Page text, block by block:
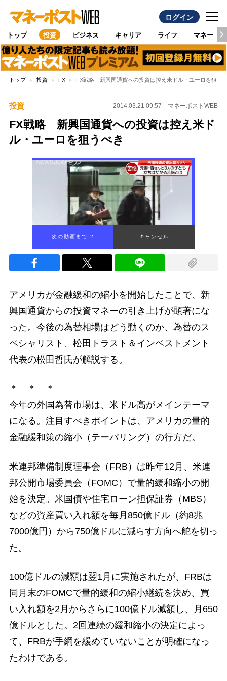
ログイン
トップ 投資 ビジネス キャリア ライフ マネー
トップ 投資 FX FX戦略 新興国通貨への投資は控え米ドル・ユーロを狙う
投資 2014.03.21 09:57 マネーポストWEB
FX戦略 新興国通貨への投資は控え米ド
ル・ユーロを狙うべき
次の動画まで 1 キャンセル
アメリカが金融緩和の縮小を開始したことで、新
興国通貨からの投資マネーの引き上げが顕著にな
った。今後の為替相場はどう動くのか、為替のス
ペシャリスト、松田トラスト＆インベストメント
代表の松田哲氏が解説する。
＊ ＊ ＊
今年の外国為替市場は、米ドル高がメインテーマ
になる。注目すべきポイントは、アメリカの量的
金融緩和策の縮小（テーパリング）の行方だ。
米連邦準備制度理事会（FRB）は昨年12月、米連
邦公開市場委員会（FOMC）で量的緩和縮小の開
始を決定。米国債や住宅ローン担保証券（MBS）
などの資産買い入れ額を毎月850億ドル（約8兆
7000億円）から750億ドルに減らす方向へ舵を切っ
た。
100億ドルの減額は翌1月に実施されたが、FRBは
同月末のFOMCで量的緩和の縮小継続を決め、買
い入れ額を2月からさらに100億ドル減額し、月650
億ドルとした。2回連続の緩和縮小の決定によっ
て、FRBが手綱を緩めていないことが明確になっ
たわけである。